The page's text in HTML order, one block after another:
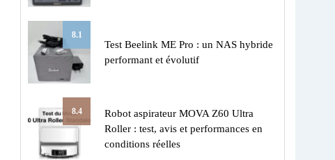
8.1
Test Beelink ME Pro : un NAS hybride
performant et évolutif
8.4
Robot aspirateur MOVA Z60 Ultra
Roller : test, avis et performances en
conditions réelles